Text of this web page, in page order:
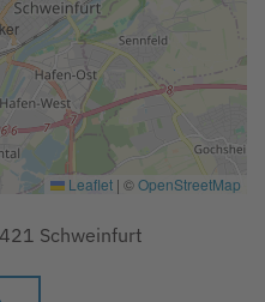
Leaflet | ©OpenStreetMap
Schweinfurt